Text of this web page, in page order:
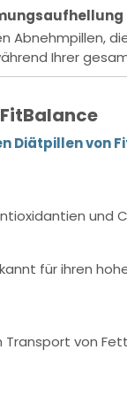
Abnehmpillen,
Ihrer
Diätpillen von
für ihren
Transport von